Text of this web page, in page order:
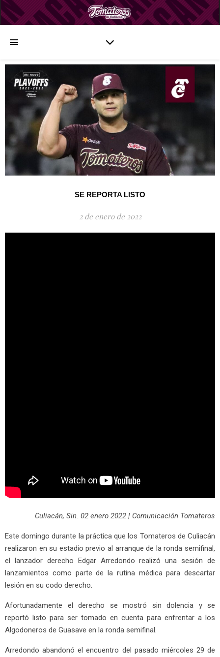
SE REPORTA LISTO
2 de enero de 2022
Culiacán, Sin. 02 enero 2022 | Comunicación Tomateros
Este domingo durante la práctica que los Tomateros de Culiacán
realizaron en su estadio previo al arranque de la ronda semifinal,
el lanzador derecho Edgar Arredondo realizó una sesión de
lanzamientos como parte de la rutina médica para descartar
lesión en su codo derecho.
Afortunadamente el derecho se mostró sin dolencia y se
reportó listo para ser tomado en cuenta para enfrentar a los
Algodoneros de Guasave en la ronda semifinal.
Arredondo abandonó el encuentro del pasado miércoles 29 de